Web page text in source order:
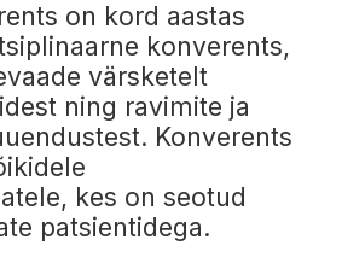
on kord aastas
konverents,
värsketelt
ning ravimite ja
Konverents
kes on seotud
patsientidega.